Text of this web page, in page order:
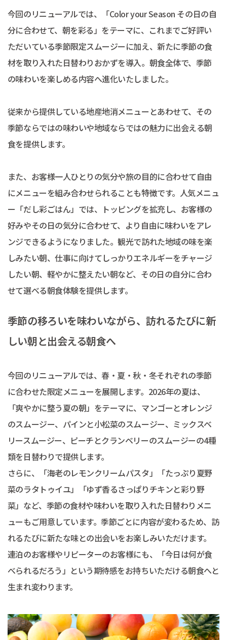
今回のリニューアルでは、「Color your Season その日の自
分に合わせて、朝を彩る」をテーマに、これまでご好評い
ただいている季節限定スムージーに加え、新たに季節の食
材を取り入れた日替わりおかずを導入。朝食全体で、季節
の味わいを楽しめる内容へ進化いたしました。
従来から提供している地産地消メニューとあわせて、その
季節ならではの味わいや地域ならではの魅力に出会える朝
食を提供します。
また、お客様一人ひとりの気分や旅の目的に合わせて自由
にメニューを組み合わせられることも特徴です。人気メニュ
ー「だし彩ごはん」では、トッピングを拡充し、お客様の
好みやその日の気分に合わせて、より自由に味わいをアレ
ンジできるようになりました。観光で訪れた地域の味を楽
しみたい朝、仕事に向けてしっかりエネルギーをチャージ
したい朝、軽やかに整えたい朝など、その日の自分に合わ
せて選べる朝食体験を提供します。
季節の移ろいを味わいながら、訪れるたびに新
しい朝と出会える朝食へ
今回のリニューアルでは、春・夏・秋・冬それぞれの季節
に合わせた限定メニューを展開します。2026年の夏は、
「爽やかに整う夏の朝」をテーマに、マンゴーとオレンジ
のスムージー、パインと小松菜のスムージー、ミックスベ
リースムージー、ピーチとクランベリーのスムージーの4種
類を日替わりで提供します。
さらに、「海老のレモンクリームパスタ」「たっぷり夏野
菜のラタトゥイユ」「ゆず香るさっぱりチキンと彩り野
菜」など、季節の食材や味わいを取り入れた日替わりメニ
ューもご用意しています。季節ごとに内容が変わるため、訪
れるたびに新たな味との出会いをお楽しみいただけます。
連泊のお客様やリピーターのお客様にも、「今日は何が食
べられるだろう」という期待感をお持ちいただける朝食へと
生まれ変わります。